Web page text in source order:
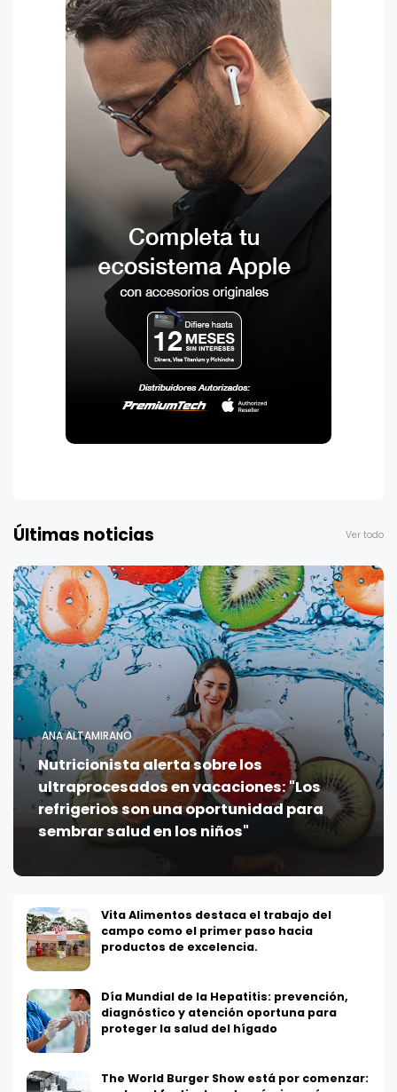
Últimas noticias Ver todo
ANA ALTAMIRANO
Nutricionista alerta sobre los
ultraprocesados en vacaciones: "Los
refrigerios son una oportunidad para
sembrar salud en los niños"
Vita Alimentos destaca el trabajo del
campo como el primer paso hacia
productos de excelencia.
Día Mundial de la Hepatitis: prevención,
diagnóstico y atención oportuna para
proteger la salud del hígado
The World Burger Show está por comenzar: